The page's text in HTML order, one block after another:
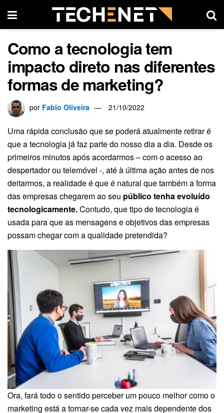
Como a tecnologia tem
impacto direto nas diferentes
formas de marketing?
por Fabio Oliveira 21/10/2022
Uma rápida conclusão que se poderá atualmente retirar é
que a tecnologia já faz parte do nosso dia a dia. Desde os
primeiros minutos após acordarmos – com o acesso ao
despertador ou telemóvel -, até à última ação antes de nos
deitarmos, a realidade é que é natural que também a forma
das empresas chegarem ao seu público tenha evoluído
tecnologicamente.Contudo, que tipo de tecnologia é
usada para que as mensagens e objetivos das empresas
possam chegar com a qualidade pretendida?
Ora, fará todo o sentido perceber um pouco melhor como o
marketing está a tornar-se cada vez mais dependente dos